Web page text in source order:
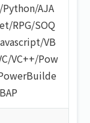
Python/AJA
/RPG/SOQ
/VB
/VC++/Pow